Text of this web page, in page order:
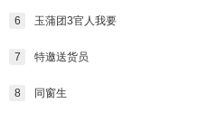
6 玉蒲团3官人我要
7 特邀送货员
8 同窗生